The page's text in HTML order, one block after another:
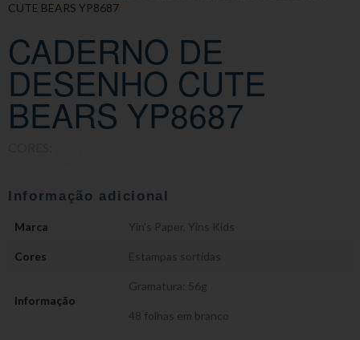
CUTE BEARS YP8687
CADERNO DE
DESENHO CUTE
BEARS YP8687
Informação adicional
Marca Yin's Paper Yins Kids
Cores Estampas sortidas
Informação
Gramatura: 56g
48 folhas em branco